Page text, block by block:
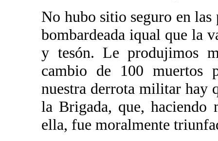
No hubo sitio seguro en
bombardeada iqual que la
y tesón. Le produjimos
cambio de 100 muertos
nuestra derrota militar hay
la Brigada, que, haciendo
ella, fue moralmente